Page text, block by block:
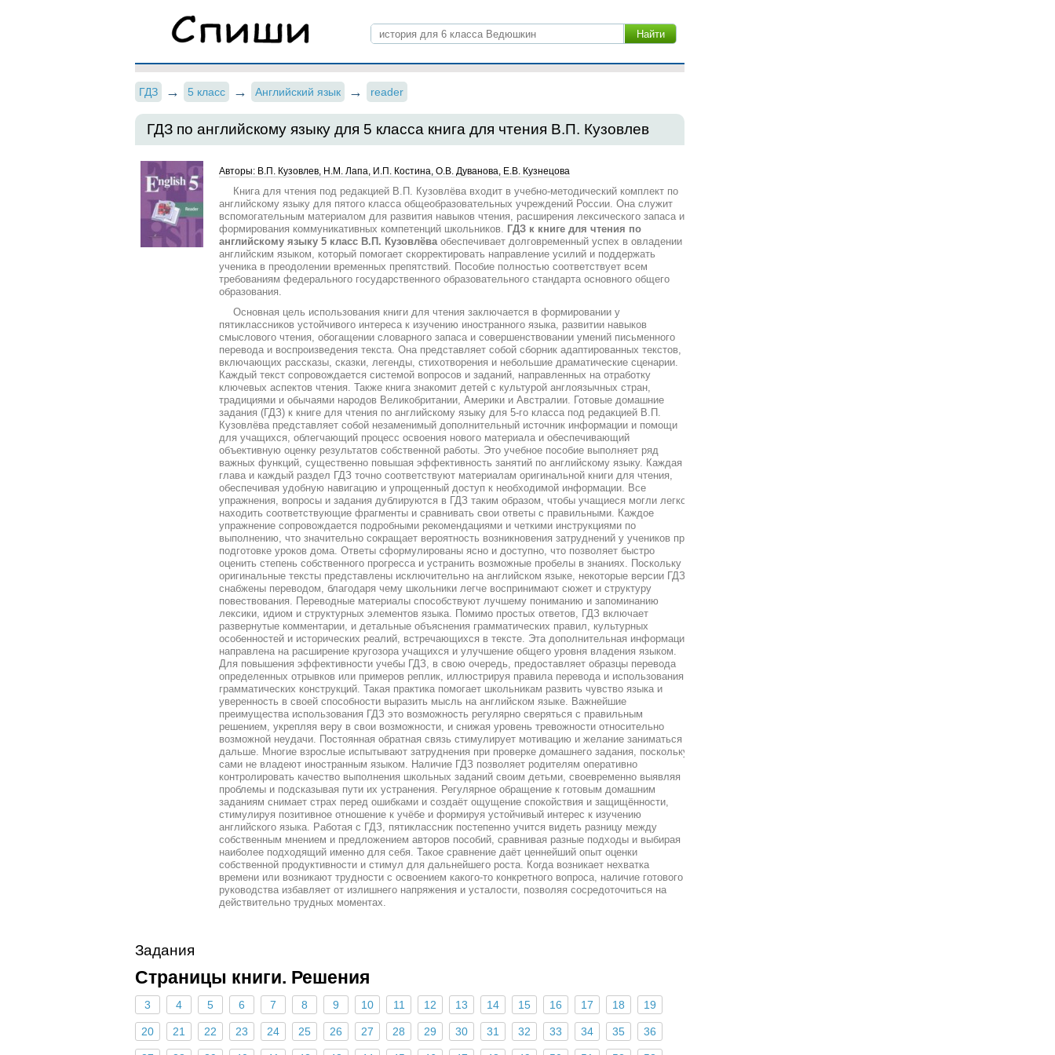
ГДЗ 5 класс Английский язык reader
ГДЗ по английскому языку для 5 класса книга для чтения В.П. Кузовлев
Авторы: В.П. Кузовлев, Н.М. Лапа, И.П. Костина, О.В. Дуванова, Е.В. Кузнецова
Книга для чтения под редакцией В.П. Кузовлёва входит в учебно-методический комплект по
английскому языку для пятого класса общеобразовательных учреждений России. Она служит
вспомогательным материалом для развития навыков чтения, расширения лексического запаса и
формирования коммуникативных компетенций школьников. ГДЗ к книге для чтения по
английскому языку 5 класс В.П. Кузовлёва обеспечивает долговременный успех в овладении
английским языком, который помогает скорректировать направление усилий и поддержать
ученика в преодолении временных препятствий. Пособие полностью соответствует всем
требованиям федерального государственного образовательного стандарта основного общего
образования.
Основная цель использования книги для чтения заключается в формировании у
пятиклассников устойчивого интереса к изучению иностранного языка, развитии навыков
смыслового чтения, обогащении словарного запаса и совершенствовании умений письменного
перевода и воспроизведения текста. Она представляет собой сборник адаптированных текстов,
включающих рассказы, сказки, легенды, стихотворения и небольшие драматические сценарии.
Каждый текст сопровождается системой вопросов и заданий, направленных на отработку
ключевых аспектов чтения. Также книга знакомит детей с культурой англоязычных стран,
традициями и обычаями народов Великобритании, Америки и Австралии. Готовые домашние
задания (ГДЗ) к книге для чтения по английскому языку для 5-го класса под редакцией В.П.
Кузовлёва представляет собой незаменимый дополнительный источник информации и помощи
для учащихся, облегчающий процесс освоения нового материала и обеспечивающий
объективную оценку результатов собственной работы. Это учебное пособие выполняет ряд
важных функций, существенно повышая эффективность занятий по английскому языку. Каждая
глава и каждый раздел ГДЗ точно соответствуют материалам оригинальной книги для чтения,
обеспечивая удобную навигацию и упрощенный доступ к необходимой информации. Все
упражнения, вопросы и задания дублируются в ГДЗ таким образом, чтобы учащиеся могли легко
находить соответствующие фрагменты и сравнивать свои ответы с правильными. Каждое
упражнение сопровождается подробными рекомендациями и четкими инструкциями по
выполнению, что значительно сокращает вероятность возникновения затруднений у учеников при
подготовке уроков дома. Ответы сформулированы ясно и доступно, что позволяет быстро
оценить степень собственного прогресса и устранить возможные пробелы в знаниях. Поскольку
оригинальные тексты представлены исключительно на английском языке, некоторые версии ГДЗ
снабжены переводом, благодаря чему школьники легче воспринимают сюжет и структуру
повествования. Переводные материалы способствуют лучшему пониманию и запоминанию
лексики, идиом и структурных элементов языка. Помимо простых ответов, ГДЗ включает
развернутые комментарии, и детальные объяснения грамматических правил, культурных
особенностей и исторических реалий, встречающихся в тексте. Эта дополнительная информация
направлена на расширение кругозора учащихся и улучшение общего уровня владения языком.
Для повышения эффективности учебы ГДЗ, в свою очередь, предоставляет образцы перевода
определенных отрывков или примеров реплик, иллюстрируя правила перевода и использования
грамматических конструкций. Такая практика помогает школьникам развить чувство языка и
уверенность в своей способности выразить мысль на английском языке. Важнейшие
преимущества использования ГДЗ это возможность регулярно сверяться с правильным
решением, укрепляя веру в свои возможности, и снижая уровень тревожности относительно
возможной неудачи. Постоянная обратная связь стимулирует мотивацию и желание заниматься
дальше. Многие взрослые испытывают затруднения при проверке домашнего задания, поскольку
сами не владеют иностранным языком. Наличие ГДЗ позволяет родителям оперативно
контролировать качество выполнения школьных заданий своим детьми, своевременно выявляя
проблемы и подсказывая пути их устранения. Регулярное обращение к готовым домашним
заданиям снимает страх перед ошибками и создаёт ощущение спокойствия и защищённости,
стимулируя позитивное отношение к учёбе и формируя устойчивый интерес к изучению
английского языка. Работая с ГДЗ, пятиклассник постепенно учится видеть разницу между
собственным мнением и предложением авторов пособий, сравнивая разные подходы и выбирая
наиболее подходящий именно для себя. Такое сравнение даёт ценнейший опыт оценки
собственной продуктивности и стимул для дальнейшего роста. Когда возникает нехватка
времени или возникают трудности с освоением какого-то конкретного вопроса, наличие готового
руководства избавляет от излишнего напряжения и усталости, позволяя сосредоточиться на
действительно трудных моментах.
Задания
Страницы книги. Решения
3 4 5 6 7 8 9 10 11 12 13 14 15 16 17 18 19
20 21 22 23 24 25 26 27 28 29 30 31 32 33 34 35 36